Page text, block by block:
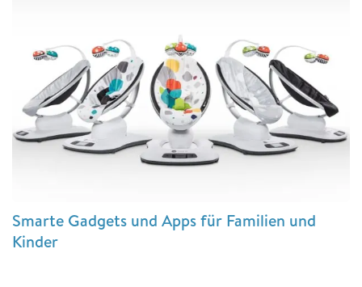
Smarte Gadgets und Apps für Familien und
Kinder